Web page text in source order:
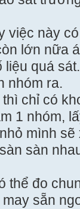
việc này
lớn nữa
liệu quá sát.
nhóm ra.
chỉ có
1 nhóm,
mình
sàn
thể đo
sẵn